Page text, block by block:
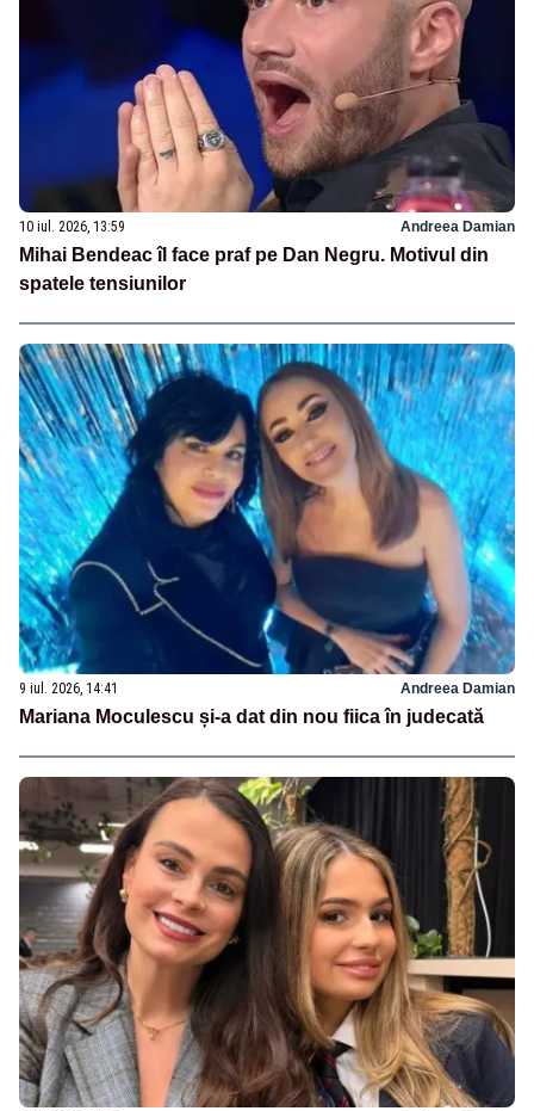
10 iul. 2026, 13:59 Andreea Damian
Mihai Bendeac îl face praf pe Dan Negru. Motivul din
spatele tensiunilor
9 iul. 2026, 14:41 Andreea Damian
Mariana Moculescu și-a dat din nou fiica în judecată